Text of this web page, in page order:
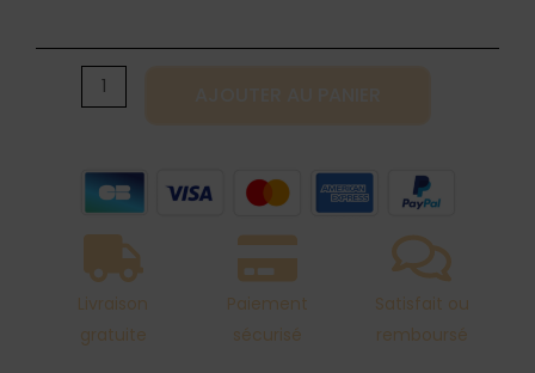
de
ventre
motifsLivraison
gratuite
Paiement
sécurisé
Satisfait ou
remboursé